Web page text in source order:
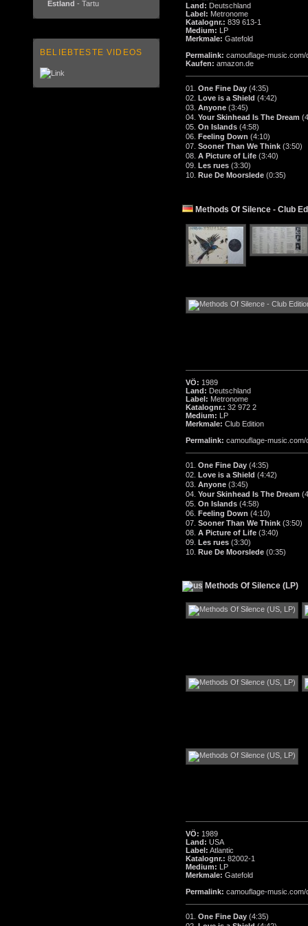
Estland - Tartu
BELIEBTESTE VIDEOS
Land: Deutschland
Label: Metronome
Katalognr.: 839 613-1
Medium:
LP
Merkmale: Gatefold
Permalink: camouflage-music.com/
Kaufen: amazon.de
01. One Fine Day (4:35)
02.
Love is a Shield (4:42)
03. Anyone (3:45)
04. Your Skinhead Is The Dream
05. On Islands (4:58)
06.
Feeling Down (4:10)
07. Sooner Than We Think (3:50)
08. A Picture of Life (3:40)
09.
Les rues (3:30)
10.
Rue De Moorslede (0:35)
Methods Of Silence - Club
VÖ: 1989
Land: Deutschland
Label: Metronome
Katalognr.: 32 972 2
Medium: LP
Merkmale: Club Edition
Permalink: camouflage-music.com/
01. One Fine Day (4:35)
02. Love is a Shield (4:42)
03. Anyone (3:45)
04. Your Skinhead Is The Dream
05. On Islands (4:58)
06. Feeling Down (4:10)
07. Sooner Than We Think (3:50)
08. A Picture of Life (3:40)
09. Les rues (3:30)
10. Rue De Moorslede (0:35)
Methods Of Silence (LP)
VÖ: 1989
Land: USA
Label: Atlantic
Katalognr.: 82002-1
Medium: LP
Merkmale: Gatefold
Permalink: camouflage-music.com/
01. One Fine Day (4:35)